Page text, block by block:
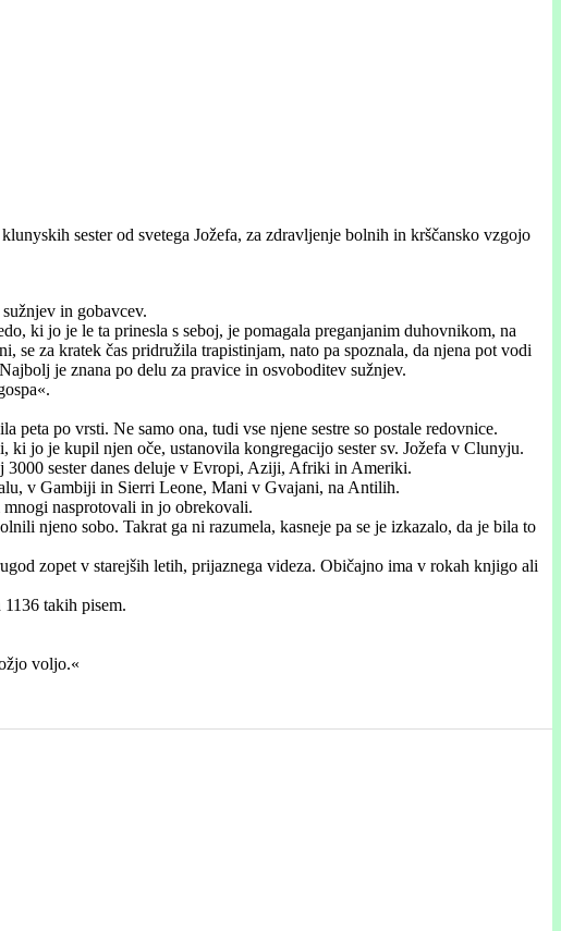
sester od svetega Jožefa, za zdravljenje bolnih in krščansko vzgojo
in gobavcev.
ki jo je le ta prinesla s seboj, je pomagala preganjanim duhovnikom, na
se za kratek čas pridružila trapistinjam, nato pa spoznala, da njena pot vodi
je znana po delu za pravice in osvoboditev sužnjev.
po vrsti. Ne samo ona, tudi vse njene sestre so postale redovnice.
jo je kupil njen oče, ustanovila kongregacijo sester sv. Jožefa v Clunyju.
3000 sester danes deluje v Evropi, Aziji, Afriki in Ameriki.
v Gambiji in Sierri Leone, Mani v Gvajani, na Antilih.
mnogi nasprotovali in jo obrekovali.
njeno sobo. Takrat ga ni razumela, kasneje pa se je izkazalo, da je bila to
zopet v starejših letih, prijaznega videza. Običajno ima v rokah knjigo ali
takih pisem.
voljo.«